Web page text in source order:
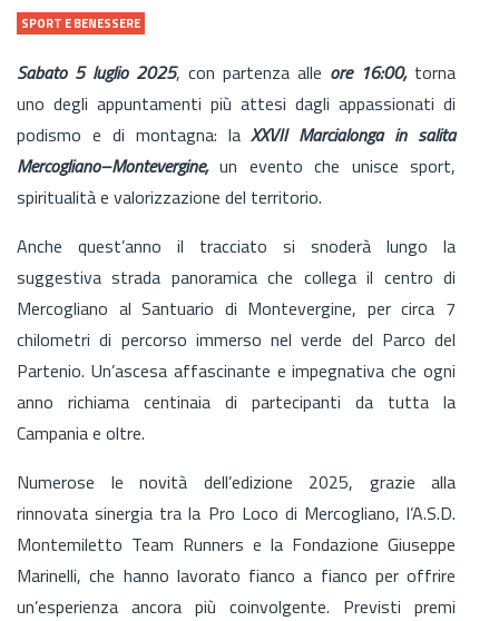
SPORT E BENESSERE
Sabato 5 luglio 2025, con partenza alle ore 16:00,torna
uno degli appuntamenti più attesi dagli appassionati di
podismo e di montagna: laXXVII Marcialonga in salita
Mercogliano–Montevergine,un evento che unisce sport,
spiritualità e valorizzazione del territorio.
Anche quest’anno il tracciato si snoderà lungo la
suggestiva strada panoramica che collega il centro di
Mercogliano al Santuario di Montevergine, per circa 7
chilometri di percorso immerso nel verde del Parco del
Partenio. Un’ascesa affascinante e impegnativa che ogni
anno richiama centinaia di partecipanti da tutta la
Campania e oltre.
Numerose le novità dell’edizione 2025, grazie alla
rinnovata sinergia tra la Pro Loco di Mercogliano, l’A.S.D.
Montemiletto Team Runners e la Fondazione Giuseppe
Marinelli, che hanno lavorato fianco a fianco per offrire
un’esperienza ancora più coinvolgente. Previsti premi